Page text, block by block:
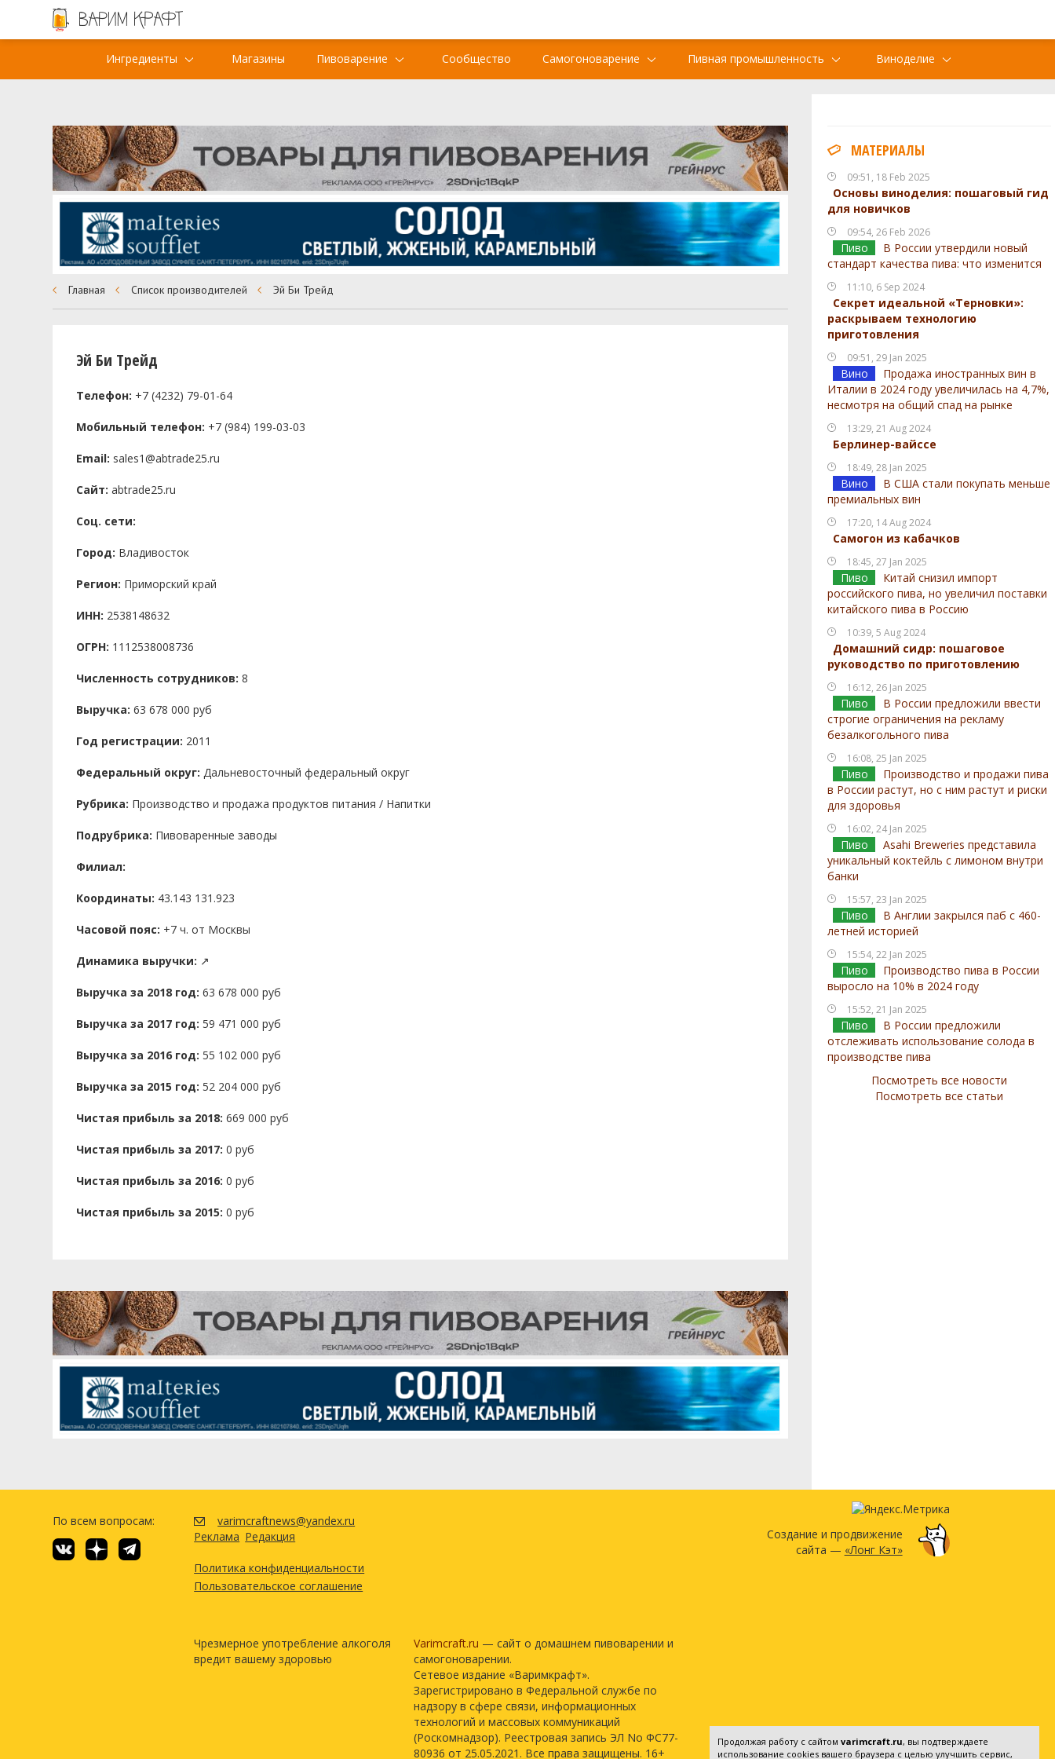
Ингредиенты Магазины Пивоварение Сообщество Самогоноварение Пивная промышленность Виноделие
МАТЕРИАЛЫ
09:51, 18 Feb 2025
Основы виноделия: пошаговый гид
для новичков
09:54, 26 Feb 2026
Пиво
В России утвердили новый
стандарт качества пива: что изменится
11:10, 6 Sep 2024
Секрет идеальной «Терновки»:
раскрываем технологию
приготовления
09:51, 29 Jan 2025
Вино
Продажа иностранных вин в
Италии в 2024 году увеличилась на 4,7%,
несмотря на общий спад на рынке
13:29, 21 Aug 2024
Берлинер-вайссе
18:49, 28 Jan 2025
Вино
В США стали покупать меньше
премиальных вин
17:20, 14 Aug 2024
Самогон из кабачков
18:45, 27 Jan 2025
Пиво
Китай снизил импорт
российского пива, но увеличил поставки
китайского пива в Россию
10:39, 5 Aug 2024
Домашний сидр: пошаговое
руководство по приготовлению
16:12, 26 Jan 2025
Пиво
В России предложили ввести
строгие ограничения на рекламу
безалкогольного пива
16:08, 25 Jan 2025
Пиво
Производство и продажи пива
в России растут, но с ним растут и риски
для здоровья
16:02, 24 Jan 2025
Пиво
Asahi Breweries представила
уникальный коктейль с лимоном внутри
банки
15:57, 23 Jan 2025
Пиво
В Англии закрылся паб с 460-
летней историей
15:54, 22 Jan 2025
Пиво
Производство пива в России
выросло на 10% в 2024 году
15:52, 21 Jan 2025
Пиво
В России предложили
отслеживать использование солода в
производстве пива
Посмотреть все новости
Посмотреть все статьи
Главная Список производителей Эй Би Трейд
Эй Би Трейд
Телефон: +7 (4232) 79-01-64
Мобильный телефон: +7 (984) 199-03-03
Email: sales1@abtrade25.ru
Сайт: abtrade25.ru
Соц. сети:
Город: Владивосток
Регион: Приморский край
ИНН: 2538148632
ОГРН: 1112538008736
Численность сотрудников: 8
Выручка: 63 678 000 руб
Год регистрации: 2011
Федеральный округ: Дальневосточный федеральный округ
Рубрика: Производство и продажа продуктов питания / Напитки
Подрубрика: Пивоваренные заводы
Филиал:
Координаты: 43.143 131.923
Часовой пояс: +7 ч. от Москвы
Динамика выручки: ↗
Выручка за 2018 год: 63 678 000 руб
Выручка за 2017 год: 59 471 000 руб
Выручка за 2016 год: 55 102 000 руб
Выручка за 2015 год: 52 204 000 руб
Чистая прибыль за 2018: 669 000 руб
Чистая прибыль за 2017: 0 руб
Чистая прибыль за 2016: 0 руб
Чистая прибыль за 2015: 0 руб
По всем вопросам:
varimcraftnews@yandex.ru
Реклама Редакция
Политика конфиденциальности
Пользовательское соглашение
Чрезмерное употребление алкоголя
вредит вашему здоровью
Varimcraft.ru — сайт о домашнем пивоварении и
самогоноварении.
Сетевое издание «Варимкрафт».
Зарегистрировано в Федеральной службе по
надзору в сфере связи, информационных
технологий и массовых коммуникаций
(Роскомнадзор). Реестровая запись ЭЛ No ФС77-
80936 от 25.05.2021. Все права защищены. 16+
Создание и продвижение
сайта — «Лонг Кэт»
Продолжая работу с сайтом varimcraft.ru, вы подтверждаете
использование cookies вашего браузера с целью улучшить сервис,